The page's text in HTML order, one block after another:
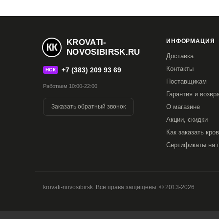
KROVATI-
NOVOSIBIRSK.RU
НСК +7 (383) 209 93 69
Работаем 10:00-22:00
Заказать обратный звонок
ИНФОРМАЦИЯ
Доставка
Контакты
Поставщикам
Гарантия и
О магазине
Акции, скидки
Как заказать
Сертификаты на
krovati-novosibirsk. Все права защищены. © 2013-2026